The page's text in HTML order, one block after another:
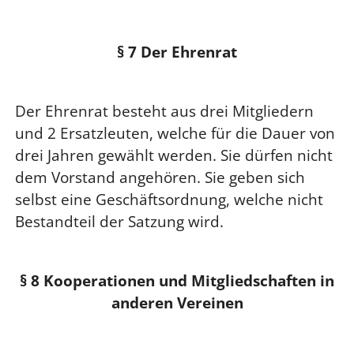
§ 7 Der Ehrenrat
Der Ehrenrat besteht aus drei Mitgliedern
und 2 Ersatzleuten, welche für die Dauer von
drei Jahren gewählt werden. Sie dürfen nicht
dem Vorstand angehören. Sie geben sich
selbst eine Geschäftsordnung, welche nicht
Bestandteil der Satzung wird.
§ 8 Kooperationen und Mitgliedschaften in
anderen Vereinen